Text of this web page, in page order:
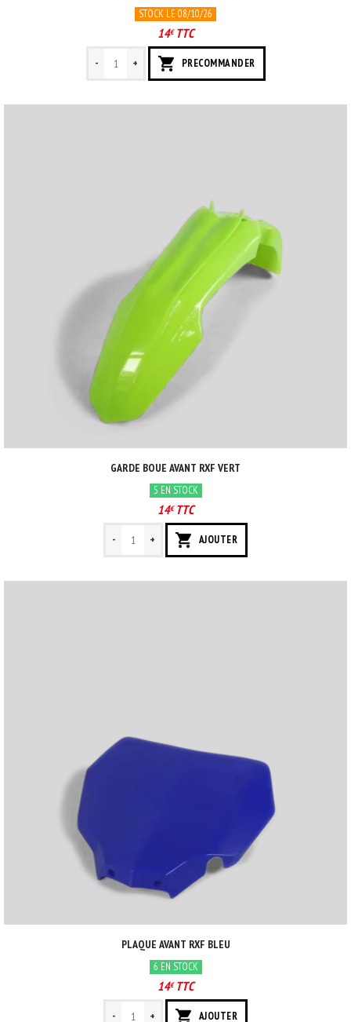
STOCK LE 08/10/26
14€TTC
- + PRECOMMANDER
GARDE BOUE AVANT RXF VERT
5 EN STOCK
14€TTC
- + AJOUTER
PLAQUE AVANT RXF BLEU
6 EN STOCK
14€TTC
- + AJOUTER